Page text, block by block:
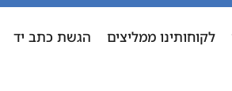
לקוחותינו ממליצים הגשת כתב יד